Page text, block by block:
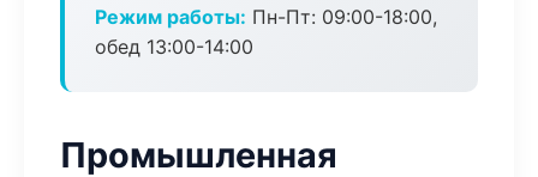
Режим работы: Пн-Пт: 09:00-18:00,
обед 13:00-14:00
Промышленная